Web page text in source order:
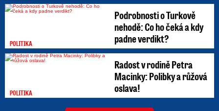
POLITIKA
Podrobnosti o Turkově
nehodě: Co ho čeká a kdy
padne verdikt?
POLITIKA
Radost v rodině Petra
Macinky: Polibky a růžová
oslava!